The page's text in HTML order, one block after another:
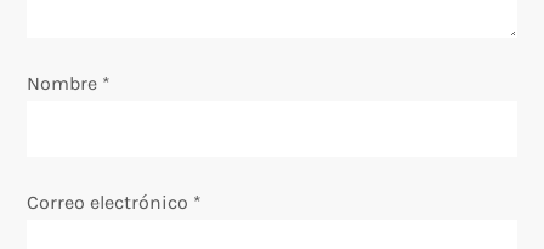
e
t
Nombre *
Correo electrónico *